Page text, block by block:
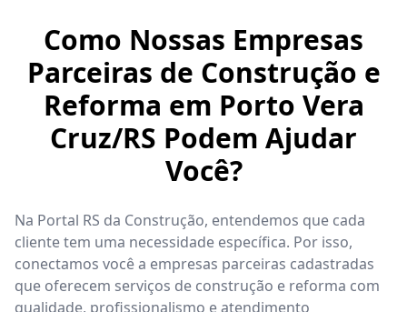
Como Nossas Empresas
Parceiras de Construção e
Reforma em Porto Vera
Cruz/RS Podem Ajudar
Você?
Na Portal RS da Construção, entendemos que cada
cliente tem uma necessidade específica. Por isso,
conectamos você a empresas parceiras cadastradas
que oferecem serviços de construção e reforma com
qualidade, profissionalismo e atendimento